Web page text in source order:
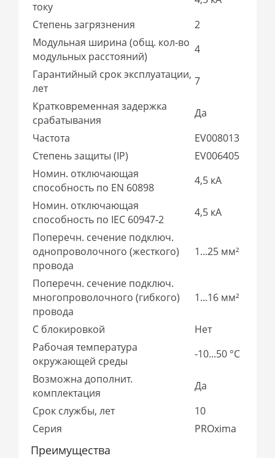
току
Степень загрязнения
2
Модульная ширина (общ. кол-во
модульных расстояний)
4
Гарантийный срок эксплуатации,
лет
7
Кратковременная задержка
срабатывания
Да
Частота
EV008013
Степень защиты (IP)
EV006405
Номин. отключающая
способность по EN 60898
4,5 кА
Номин. отключающая
способность по IEC 60947-2
4,5 кА
Поперечн. сечение подключ.
однопроволочного (жесткого)
провода
1...25 мм²
Поперечн. сечение подключ.
многопроволочного (гибкого)
провода
1...16 мм²
С блокировкой
Нет
Рабочая температура
окружающей среды
-10...50 °C
Возможна дополнит.
комплектация
Да
Срок службы, лет
10
Серия
PROxima
Преимущества